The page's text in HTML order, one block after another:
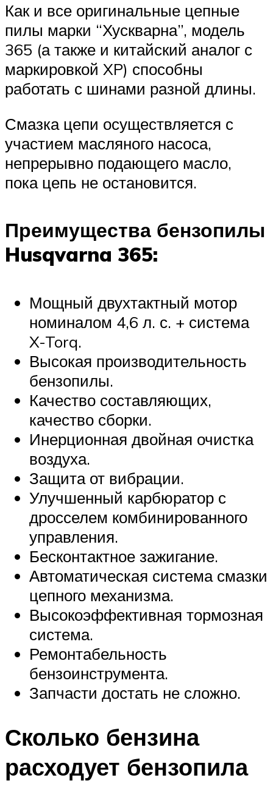
Как и все оригинальные цепные
пилы марки “Хускварна”, модель
365 (а также и китайский аналог с
маркировкой XP) способны
работать с шинами разной длины.
Смазка цепи осуществляется с
участием масляного насоса,
непрерывно подающего масло,
пока цепь не остановится.
Преимущества бензопилы
Husqvarna 365:
Мощный двухтактный мотор
номиналом 4,6 л. с. + система
X-Torq.
Высокая производительность
бензопилы.
Качество составляющих,
качество сборки.
Инерционная двойная очистка
воздуха.
Защита от вибрации.
Улучшенный карбюратор с
дросселем комбинированного
управления.
Бесконтактное зажигание.
Автоматическая система смазки
цепного механизма.
Высокоэффективная тормозная
система.
Ремонтабельность
бензоинструмента.
Запчасти достать не сложно.
Сколько бензина
расходует бензопила